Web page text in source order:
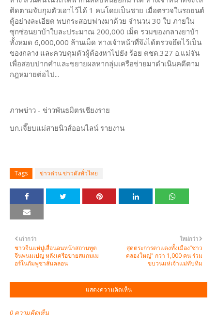
ติดตามจับกุมตัวเอาไว้ได้ 1 คนโดยเป็นชาย เมื่อตรวจในรถยนต์
ตู้อย่างละเอียด พบกระสอบฟางมาด้วย จำนวน 30 ใบ ภายใน
ซุกซ่อนยาบ้าใบละประมาณ 200,000 เม็ด รวมของกลางยาบ้า
ทั้งหมด 6,000,000 ล้านเม็ด ทางเจ้าหน้าที่จึงได้ตรวจยึดไว้เป็น
ของกลาง และควบคุมตัวผู้ต้องหาไปยัง ร้อย ตชด.327 อ.แม่จัน
เพื่อสอบปากคำและขยายผลหากลุ่มเครือข่ายมาดำเนินคดีตาม
กฎหมายต่อไป...
ภาพข่าว - ข่าวพันธมิตรเชียงราย
บก.เจี๊ยบแม่สายนิวส์ออนไลน์ รายงาน
Tags ข่าวด่วน ข่าวดังทั่วไทย
ใหม่กว่า
สุดตระการตาแดงทั้งเมือง”ชาว
คลองใหญ่" กว่า 1,000 คน ร่วม
ขบวนแห่เจ้าแม่ทับทิม
เก่ากว่า
ชาวจีนแห่ปูเสื่อนอนหน้าสถานทูต
จีนพนมเปญ หลังเครือข่ายสแกมเม
อร์ในกัมพูชาสั่นคลอน
แสดงความคิดเห็น
0 ความคิดเห็น